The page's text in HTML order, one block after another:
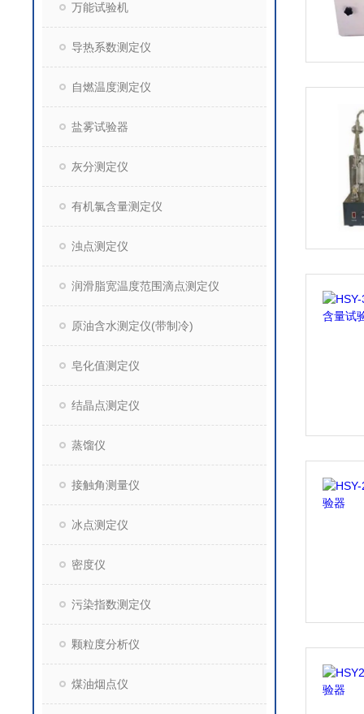
万能试验机
导热系数测定仪
自燃温度测定仪
盐雾试验器
灰分测定仪
有机氯含量测定仪
浊点测定仪
润滑脂宽温度范围滴点测定仪
原油含水测定仪(带制冷)
皂化值测定仪
结晶点测定仪
蒸馏仪
接触角测量仪
冰点测定仪
密度仪
污染指数测定仪
颗粒度分析仪
煤油烟点仪